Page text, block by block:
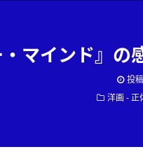
・マインド』
投稿
洋画 - 正